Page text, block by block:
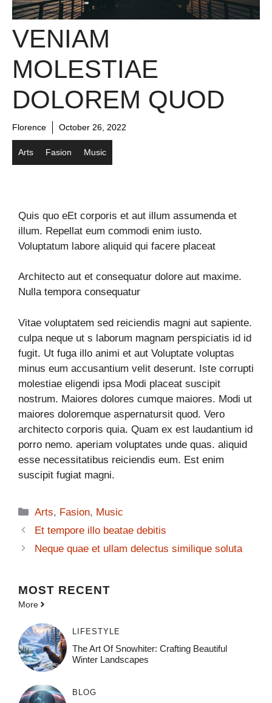
VENIAM
MOLESTIAE
DOLOREM QUOD
Florence October 26, 2022
Arts Fasion Music
Quis quo eEt corporis et aut illum assumenda et
illum. Repellat eum commodi enim iusto.
Voluptatum labore aliquid qui facere placeat
Architecto aut et consequatur dolore aut maxime.
Nulla tempora consequatur
Vitae voluptatem sed reiciendis magni aut sapiente.
culpa neque ut s laborum magnam perspiciatis id id
fugit. Ut fuga illo animi et aut Voluptate voluptas
minus eum accusantium velit deserunt. Iste corrupti
molestiae eligendi ipsa Modi placeat suscipit
nostrum. Maiores dolores cumque maiores. Modi ut
maiores doloremque aspernatursit quod. Vero
architecto corporis quia. Quam ex est laudantium id
porro nemo. aperiam voluptates unde quas. aliquid
esse necessitatibus reiciendis eum. Est enim
suscipit fugiat magni.
Categories
Arts, Fasion, Music
Et tempore illo beatae debitis
Neque quae et ullam delectus similique soluta
MOST RECENT
More
LIFESTYLE
The Art Of Snowhiter: Crafting Beautiful
Winter Landscapes
BLOG